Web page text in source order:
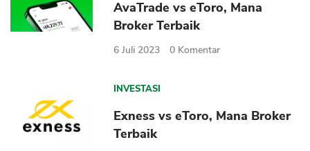
AvaTrade vs eToro, Mana
Broker Terbaik
6 Juli 2023 0 Komentar
INVESTASI
Exness vs eToro, Mana Broker
Terbaik